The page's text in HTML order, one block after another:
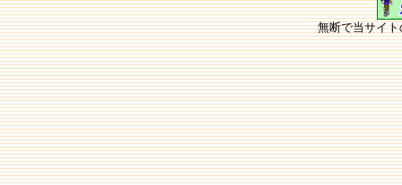
無断で当サイ